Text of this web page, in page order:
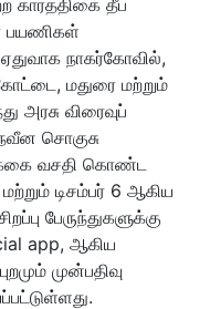
பயணிகள்
நாகர்கோவில்,
மதுரை மற்றும்
அரசு விரைவுப்
சொகுசு
வசதி கொண்ட
டிசம்பர் 6 ஆகிய
பேருந்துகளுக்கு
app, ஆகிய
முன்பதிவு